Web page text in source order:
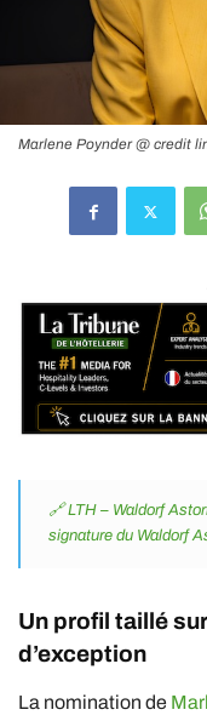
Marlene Poynder @ credit
🔗 LTH – Waldorf
signature du Waldorf
Un profil taillé
d’exception
La nomination de